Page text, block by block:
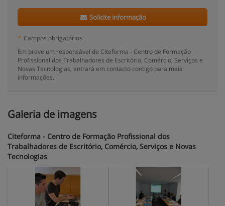
Solicite informação
* Campos obrigatórios
Em breve um responsável de Citeforma - Centro de Formação
Profissional dos Trabalhadores de Escritório, Comércio, Serviços e
Novas Tecnologias, entrará em contacto contigo para mais
informações.
Galeria de imagens
Citeforma - Centro de Formação Profissional dos
Trabalhadores de Escritório, Comércio, Serviços e Novas
Tecnologias